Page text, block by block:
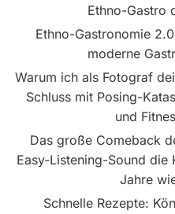
Ethno-Gastro
Ethno-Gastronomie
moderne
Warum ich als Fotograf
Schluss mit Posing-
und
Das große Comeback
Easy-Listening-Sound
Jahre
Schnelle Rezepte: